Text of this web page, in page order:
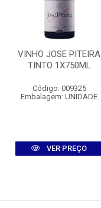
VINHO JOSE PITEIRA
TINTO 1X750ML
Código: 009325
Embalagem: UNIDADE
VER PREÇO